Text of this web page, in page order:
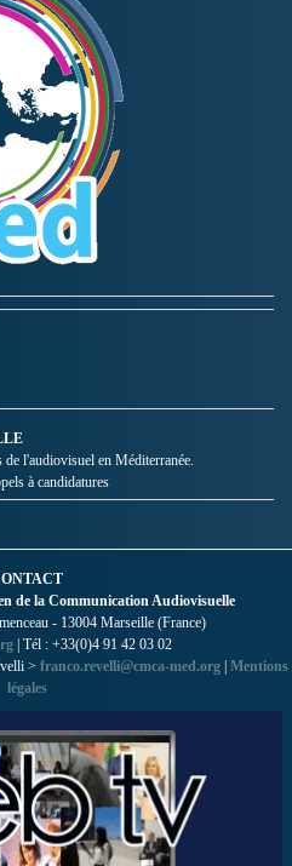
l'audiovisuel en Méditerranée.
à candidatures
de la Communication Audiovisuelle
- 13004 Marseille (France)
| Tél : +33(0)4 91 42 03 02
> franco.revelli@cmca-med.org | Mentions
légales